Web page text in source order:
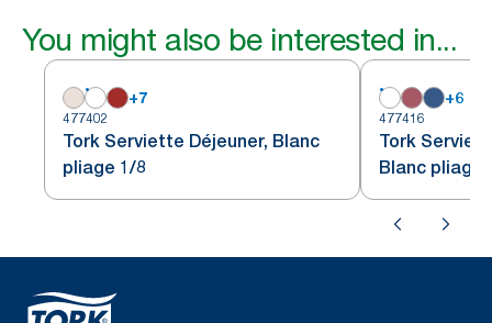
You might also be interested in...
+7
477402
Tork Serviette Déjeuner, Blanc
pliage 1/8
+6
477416
Tork
Blanc pliage